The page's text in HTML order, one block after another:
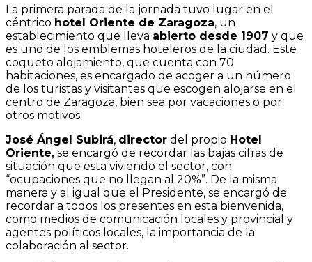
La primera parada de la jornada tuvo lugar en el
céntrico hotel Oriente de Zaragoza, un
establecimiento que lleva abierto desde 1907 y que
es uno de los emblemas hoteleros de la ciudad. Este
coqueto alojamiento, que cuenta con 70
habitaciones, es encargado de acoger a un número
de los turistas y visitantes que escogen alojarse en el
centro de Zaragoza, bien sea por vacaciones o por
otros motivos.
José Ángel Subirá, director del propio Hotel
Oriente, se encargó de recordar las bajas cifras de
situación que esta viviendo el sector, con
“ocupaciones que no llegan al 20%”. De la misma
manera y al igual que el Presidente, se encargó de
recordar a todos los presentes en esta bienvenida,
como medios de comunicación locales y provincial y
agentes políticos locales, la importancia de la
colaboración al sector.